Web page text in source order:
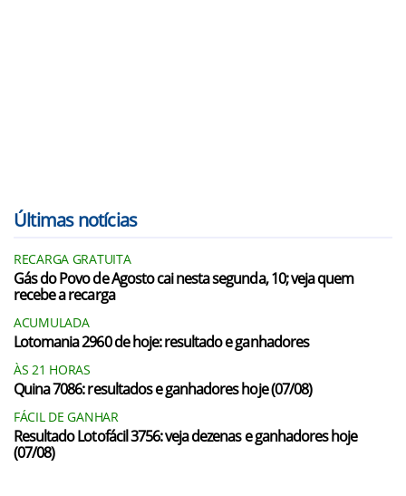
Últimas notícias
RECARGA GRATUITA
Gás do Povo de Agosto cai nesta segunda, 10; veja quem
recebe a recarga
ACUMULADA
Lotomania 2960 de hoje: resultado e ganhadores
ÀS 21 HORAS
Quina 7086: resultados e ganhadores hoje (07/08)
FÁCIL DE GANHAR
Resultado Lotofácil 3756: veja dezenas e ganhadores hoje
(07/08)